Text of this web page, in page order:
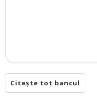
Citește tot bancul